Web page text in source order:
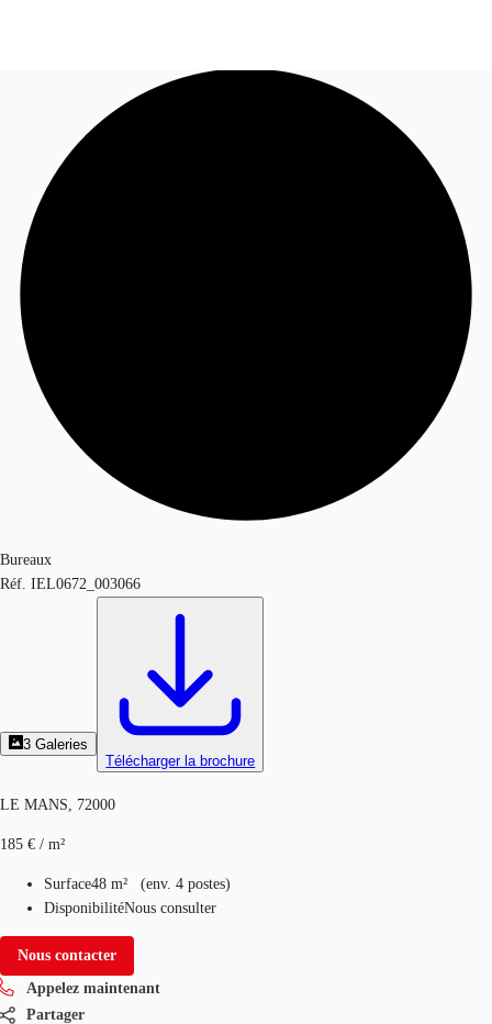
Blog
Données marchés
Appelez maintenant
Bureaux
Réf. IEL0672_003066
3 Galeries
Télécharger la brochure
LE MANS, 72000
185 € / m²
Surface48 m² (env. 4 postes)
DisponibilitéNous consulter
Nous contacter
Appelez maintenant
Partager